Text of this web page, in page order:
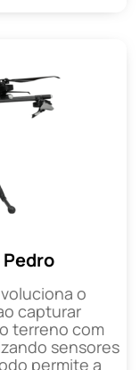
Pedro
o
capturar
terreno com
sensores
permite a